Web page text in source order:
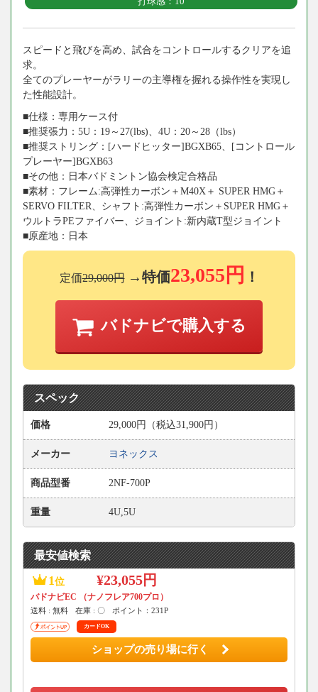
スピードと飛びを高め、試合をコントロールするクリアを追
求。
全てのプレーヤーがラリーの主導権を握れる操作性を実現し
た性能設計。
■仕様：専用ケース付
■推奨張力：5U：19～27(lbs)、4U：20～28（lbs）
■推奨ストリング：[ハードヒッター]BGXB65、[コントロール
プレーヤー]BGXB63
■その他：日本バドミントン協会検定合格品
■素材：フレーム:高弾性カーボン＋M40X＋ SUPER HMG＋
SERVO FILTER、シャフト:高弾性カーボン＋SUPER HMG＋
ウルトラPEファイバー、ジョイント:新内蔵T型ジョイント
■原産地：日本
定価29,000円 →特価23,055円 ！
バドナビで購入する
スペック
価格 29,000円（税込31,900円）
メーカー ヨネックス
商品型番 2NF-700P
重量 4U,5U
最安値検索
1 位 ¥23,055円
バドナビEC （ナノフレア700プロ）
送料 : 無料 在庫 : 〇 ポイント：231P
カードOK
ショップの売り場に行く